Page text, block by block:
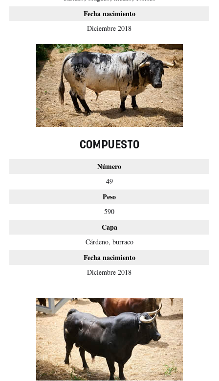
Fecha nacimiento
Diciembre 2018
COMPUESTO
Número
49
Peso
590
Capa
Cárdeno, burraco
Fecha nacimiento
Diciembre 2018